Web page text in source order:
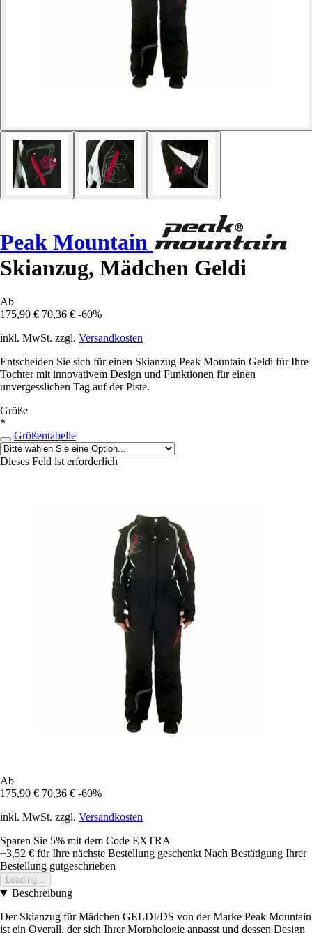
Peak Mountain
Skianzug, Mädchen Geldi
Ab
175,90 € 70,36 € -60%
inkl. MwSt. zzgl. Versandkosten
Entscheiden Sie sich für einen Skianzug Peak Mountain Geldi für Ihre
Tochter mit innovativem Design und Funktionen für einen
unvergesslichen Tag auf der Piste.
Größe
*
Größentabelle
Dieses Feld ist erforderlich
Ab
175,90 € 70,36 € -60%
inkl. MwSt. zzgl. Versandkosten
Sparen Sie 5% mit dem Code EXTRA
+3,52 € für Ihre nächste Bestellung geschenkt Nach Bestätigung Ihrer
Bestellung gutgeschrieben
Loading...
Beschreibung
Der Skianzug für Mädchen GELDI/DS von der Marke Peak Mountain
ist ein Overall, der sich Ihrer Morphologie anpasst und dessen Design